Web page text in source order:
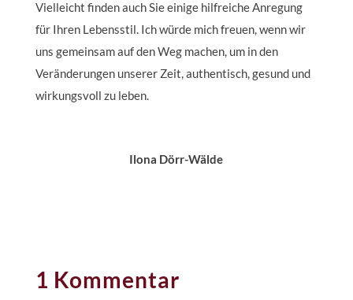
Vielleicht finden auch Sie einige hilfreiche Anregung
für Ihren Lebensstil. Ich würde mich freuen, wenn wir
uns gemeinsam auf den Weg machen, um in den
Veränderungen unserer Zeit, authentisch, gesund und
wirkungsvoll zu leben.
Ilona Dörr-Wälde
1 Kommentar